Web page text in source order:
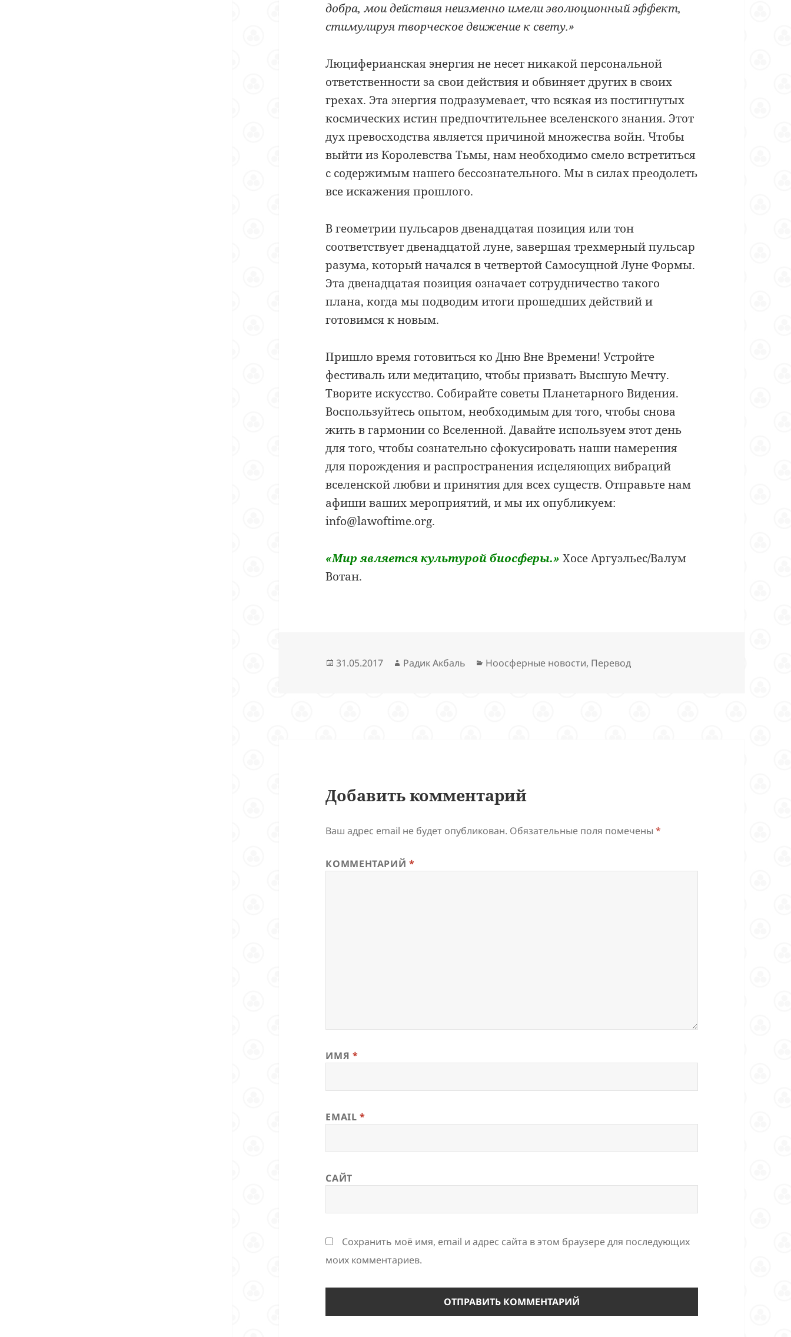
добра, мои действия неизменно имели эволюционный эффект,
стимулируя творческое движение к свету.»
Люциферианская энергия не несет никакой персональной
ответственности за свои действия и обвиняет других в своих
грехах. Эта энергия подразумевает, что всякая из постигнутых
космических истин предпочтительнее вселенского знания. Этот
дух превосходства является причиной множества войн. Чтобы
выйти из Королевства Тьмы, нам необходимо смело встретиться
с содержимым нашего бессознательного. Мы в силах преодолеть
все искажения прошлого.
В геометрии пульсаров двенадцатая позиция или тон
соответствует двенадцатой луне, завершая трехмерный пульсар
разума, который начался в четвертой Самосущной Луне Формы.
Эта двенадцатая позиция означает сотрудничество такого
плана, когда мы подводим итоги прошедших действий и
готовимся к новым.
Пришло время готовиться ко Дню Вне Времени! Устройте
фестиваль или медитацию, чтобы призвать Высшую Мечту.
Творите искусство. Собирайте советы Планетарного Видения.
Воспользуйтесь опытом, необходимым для того, чтобы снова
жить в гармонии со Вселенной. Давайте используем этот день
для того, чтобы сознательно сфокусировать наши намерения
для порождения и распространения исцеляющих вибраций
вселенской любви и принятия для всех существ. Отправьте нам
афиши ваших мероприятий, и мы их опубликуем:
info@lawoftime.org.
«Мир является культурой биосферы.» Хосе Аргуэльес/Валум
Вотан.
Опубликовано
31.05.2017 Автор
Радик Акбаль Рубрики
Ноосферные новости, Перевод
Добавить комментарий
Ваш адрес email не будет опубликован. Обязательные поля помечены*
КОММЕНТАРИЙ*
ИМЯ *
EMAIL*
САЙТ
Сохранить моё имя, email и адрес сайта в этом браузере для последующих
моих комментариев.